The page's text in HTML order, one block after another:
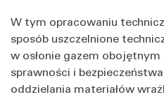
W tym opracowaniu
sposób uszczelnione
w osłonie gazem
sprawności i
oddzielania materiałów